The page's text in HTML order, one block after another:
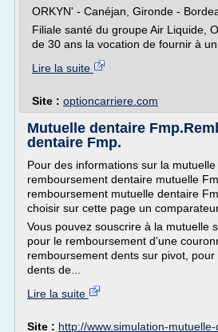
ORKYN' - Canéjan, Gironde -
Filiale santé du groupe Air Liquide,
de 30 ans la vocation de fournir à un
Lire la suite
Site : optioncarriere.com
Mutuelle dentaire
dentaire Fmp.
Pour des informations sur la
remboursement dentaire mutuelle
remboursement mutuelle dentaire
choisir sur cette page un
Vous pouvez souscrire à la mutuelle
pour le remboursement d'une
remboursement dents sur pivot,
dents de...
Lire la suite
Site : http://www.simulation-